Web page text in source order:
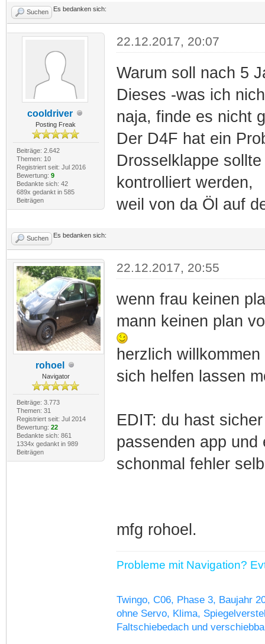
Suchen Es bedanken sich:
cooldriver
Posting Freak
Beiträge: 2.642
Themen: 10
Registriert seit: Jul 2016
Bewertung: 9
Bedankte sich: 42
689x gedankt in 585
Beiträgen
22.12.2017, 20:07
Warum soll nach 5
Dieses -was ich
naja, finde es nicht
Der D4F hat ein
Drosselklappe
kontrolliert werden,
weil von da Öl auf
Suchen Es bedanken sich:
rohoel
Navigator
Beiträge: 3.773
Themen: 31
Registriert seit: Jul 2014
Bewertung: 22
Bedankte sich: 861
1334x gedankt in 989
Beiträgen
22.12.2017, 20:55
wenn frau keinen
mann keinen plan
herzlich
sich helfen lassen
EDIT: du hast
passenden app und
schonmal fehler
mfg rohoel.
Probleme mit Navigation?
Twingo, C06, Phase 3, Baujahr
ohne Servo, Klima,
Faltschiebedach und